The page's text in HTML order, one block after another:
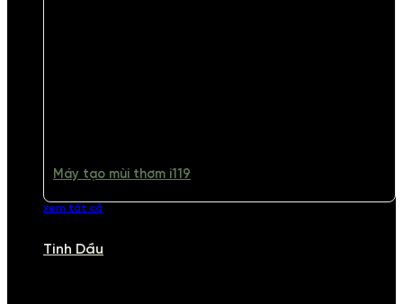
Máy tạo mùi thơm i119
xem tất cả
Tinh Dầu